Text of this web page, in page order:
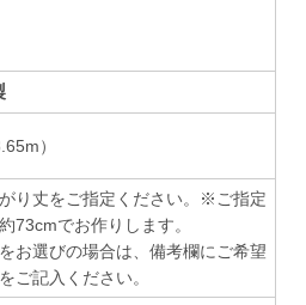
）
り丈をご指定ください。※ご指定
73cmでお作りします。
をお選びの場合は、備考欄にご希望
ご記入ください。